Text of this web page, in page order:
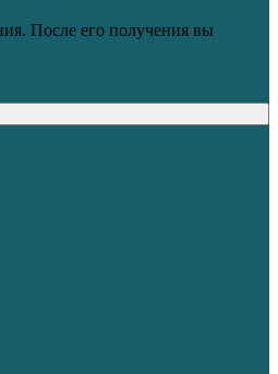
После его получения вы